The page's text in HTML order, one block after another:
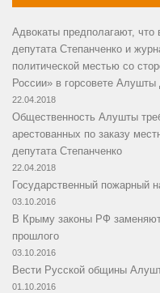
Адвокаты предполагают, что
депутата Степанченко и
политической местью со
России» в горсовете
22.04.2018
Общественность Алушты
арестованных по заказу
депутата Степанченко
22.04.2018
Государственный пожарный
03.10.2016
В Крыму законы РФ
прошлого
03.10.2016
Вести Русской общины
01.10.2016